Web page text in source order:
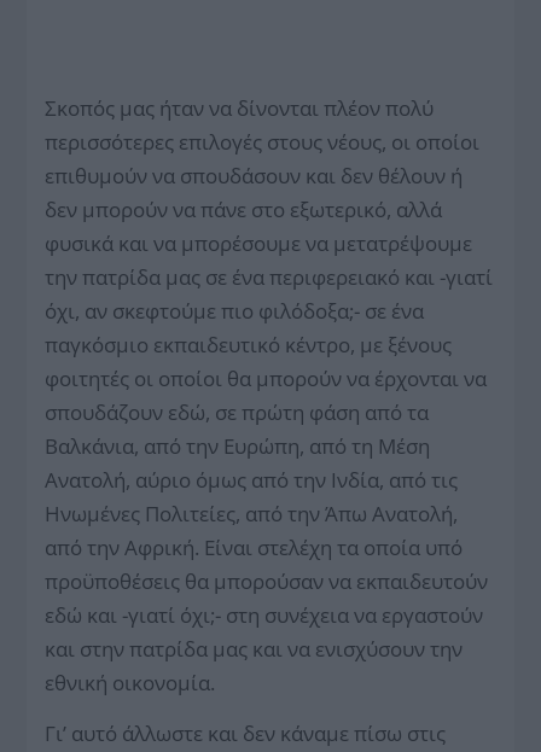
Σκοπός μας ήταν να δίνονται πλέον πολύ
περισσότερες επιλογές στους νέους, οι οποίοι
επιθυμούν να σπουδάσουν και δεν θέλουν ή
δεν μπορούν να πάνε στο εξωτερικό, αλλά
φυσικά και να μπορέσουμε να μετατρέψουμε
την πατρίδα μας σε ένα περιφερειακό και -γιατί
όχι, αν σκεφτούμε πιο φιλόδοξα;- σε ένα
παγκόσμιο εκπαιδευτικό κέντρο, με ξένους
φοιτητές οι οποίοι θα μπορούν να έρχονται να
σπουδάζουν εδώ, σε πρώτη φάση από τα
Βαλκάνια, από την Ευρώπη, από τη Μέση
Ανατολή, αύριο όμως από την Ινδία, από τις
Ηνωμένες Πολιτείες, από την Άπω Ανατολή,
από την Αφρική. Είναι στελέχη τα οποία υπό
προϋποθέσεις θα μπορούσαν να εκπαιδευτούν
εδώ και -γιατί όχι;- στη συνέχεια να εργαστούν
και στην πατρίδα μας και να ενισχύσουν την
εθνική οικονομία.
Γι’ αυτό άλλωστε και δεν κάναμε πίσω στις